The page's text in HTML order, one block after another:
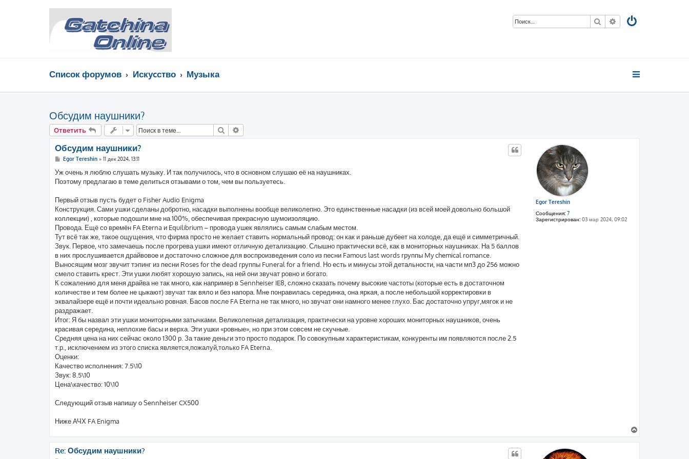
Поиск Расширенный поиск
Список форумов Искуcство Музыка
Обсудим наушники?
Ответить Поиск
Egor Tereshin
Сообщения: 7
Зарегистрирован: 03 мар 2024, 09:02
Обсудим наушники?
С
о
б
щ
и
е
Egor Tereshin» 11 дек 2024, 13:11
Уж очень я люблю слушать музыку. И так получилось, что в основном слушаю её на наушниках.
Поэтому предлагаю в теме делиться отзывами о том, чем вы пользуетесь.
Первый отзыв пусть будет о Fisher Audio Enigma
Конструкция. Сами ушки сделаны добротно, насадки выполнены вообще великолепно. Это единственные насадки (из всей моей довольно большой
коллекции) , которые подошли мне на 100%, обеспечивая прекрасную шумоизоляцию.
Провода. Ещё со времён FA Eterna и Equilibrium – провода ушек являлись самым слабым местом.
Тут всё так же, такое ощущения, что фирма просто не желает ставить нормальный провод: он как и раньше дубеет на холоде, да ещё и симметричный.
Звук. Первое, что замечаешь после прогрева ушки имеют отличную детализацию. Слышно практически всё, как в мониторных наушниках. На 5 баллов
в них прослушивается драйвовое и достаточно сложное для воспроизведения соло из песни Famous last words группы My chemical romance.
Выносящим мозг звучит тэпинг из песни Roses for the dead группы Funeral for a friend. Но есть и минусы этой детальности, на части мп3 до 256 можно
смело ставить крест. Эти ушки любят хорошую запись, на ней они звучат ровно и богато.
К сожалению для меня драйва не так много, как например в Sennheiser IE8, сложно сказать почему высокие частоты (которые есть в достаточном
количестве и тем более не цыкают) звучат так вяло и без напора. Мне понравилась серединка, она яркая, а после небольшой корректировки в
эквалайзере ещё и почти идеально ровная. Басов после FA Eterna не так много, но звучат они намного менее глухо. Бас достаточно упруг,мягок и не
раздражает.
Итог: Я бы назвал эти ушки мониторными затычками. Великолепная детализация, практически на уровне хороших мониторных наушников, очень
красивая середина, неплохие басы и верха. Эти ушки «ровные», но при этом совсем не скучные.
Средняя цена на них сейчас около 1300 р. За такие деньги это просто подарок. По совокупным характеристикам, конкуренты им появляются после 2.5
т.р., исключением из этого списка является,пожалуй,только FA Eterna.
Оценки:
Качество исполнения: 7.5\10
Звук: 8.5\10
Цена\качество: 10\10
Следующий отзыв напишу о Sennheiser CX500
Ниже АЧХ FA Enigma
е
р
Re: Обсудим наушники?